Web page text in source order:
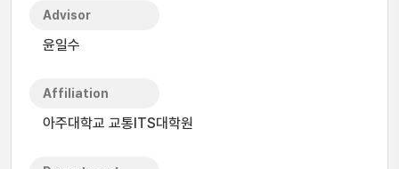
Advisor
윤일수
Affiliation
아주대학교 교통ITS대학원